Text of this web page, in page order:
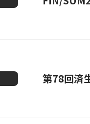
第78回済